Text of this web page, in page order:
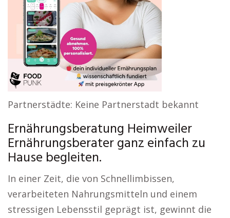
Partnerstädte: Keine Partnerstadt bekannt
Ernährungsberatung Heimweiler
Ernährungsberater ganz einfach zu
Hause begleiten.
In einer Zeit, die von Schnellimbissen,
verarbeiteten Nahrungsmitteln und einem
stressigen Lebensstil geprägt ist, gewinnt die